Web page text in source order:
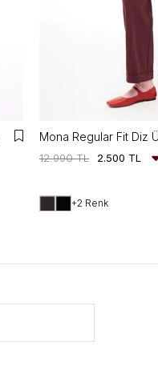
2.500 TL
12.990 TL
+2 Renk